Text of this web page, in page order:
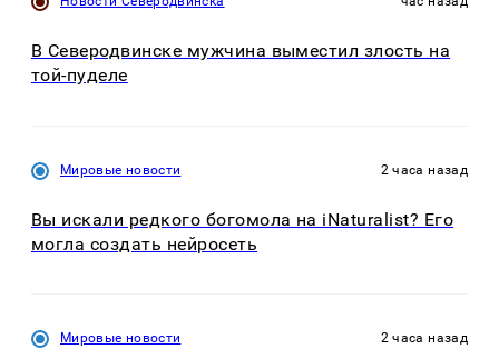
В Северодвинске мужчина выместил злость на
той-пуделе
Мировые новости 2 часа назад
Вы искали редкого богомола на iNaturalist? Его
могла создать нейросеть
Мировые новости 2 часа назад